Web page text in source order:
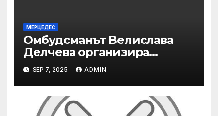
МЕРЦЕДЕС
Омбудсманът Велислава
Делчева организира
изслушване на
номинираните кандидати
за заместник-омбудсман
SEP 7, 2025 ADMIN